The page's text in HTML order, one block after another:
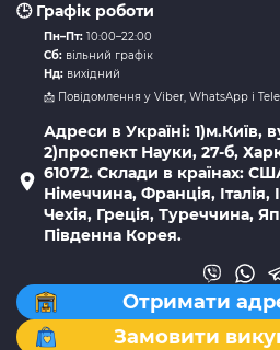
🕒 Графік роботи
Пн–Пт: 10:00–22:00
Сб: вільний графік
Нд: вихідний
📩 Повідомлення у Viber, WhatsApp і
Адреси в Україні: 1)м.Київ,
2)проспект Науки, 27-б,
61072. Склади в країнах:
Німеччина, Франція, Італія,
Чехія, Греція, Туреччина,
Південна Корея.
Отримати
Замовити